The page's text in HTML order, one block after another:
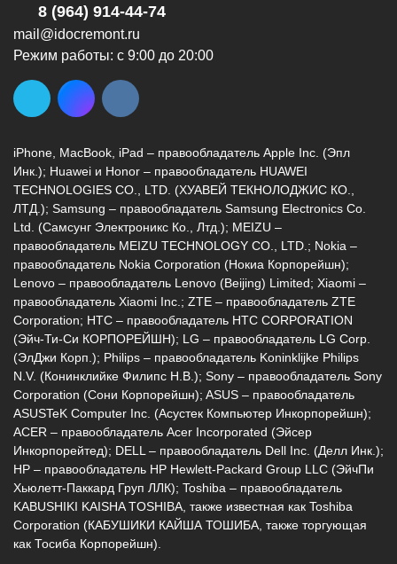
г. Новороссийск, ул. Героев Десантников,
8 (964) 914-44-74
(с 9:00 до 20:00)
г. Новороссийск, ул. Героев Десантников,
2/3
8 (964) 914-44-74 (с 9:00 до 20:00)
8 (964) 914-44-74
mail@idocremont.ru
Режим работы: с 9:00 до 20:00
iPhone, MacBook, iPad – правообладатель Apple Inc. (Эпл
Инк.); Huawei и Honor – правообладатель HUAWEI
TECHNOLOGIES CO., LTD. (ХУАВЕЙ ТЕКНОЛОДЖИС КО.,
ЛТД.); Samsung – правообладатель Samsung Electronics Co.
Ltd. (Самсунг Электроникс Ко., Лтд.); MEIZU –
правообладатель MEIZU TECHNOLOGY CO., LTD.; Nokia –
правообладатель Nokia Corporation (Нокиа Корпорейшн);
Lenovo – правообладатель Lenovo (Beijing) Limited; Xiaomi –
правообладатель Xiaomi Inc.; ZTE – правообладатель ZTE
Corporation; HTC – правообладатель HTC CORPORATION
(Эйч-Ти-Си КОРПОРЕЙШН); LG – правообладатель LG Corp.
(ЭлДжи Корп.); Philips – правообладатель Koninklijke Philips
N.V. (Конинклийке Филипс Н.В.); Sony – правообладатель Sony
Corporation (Сони Корпорейшн); ASUS – правообладатель
ASUSTeK Computer Inc. (Асустек Компьютер Инкорпорейшн);
ACER – правообладатель Acer Incorporated (Эйсер
Инкорпорейтед); DELL – правообладатель Dell Inc. (Делл Инк.);
HP – правообладатель HP Hewlett-Packard Group LLC (ЭйчПи
Хьюлетт-Паккард Груп ЛЛК); Toshiba – правообладатель
KABUSHIKI KAISHA TOSHIBA, также известная как Toshiba
Corporation (КАБУШИКИ КАЙША ТОШИБА, также торгующая
как Тосиба Корпорейшн).